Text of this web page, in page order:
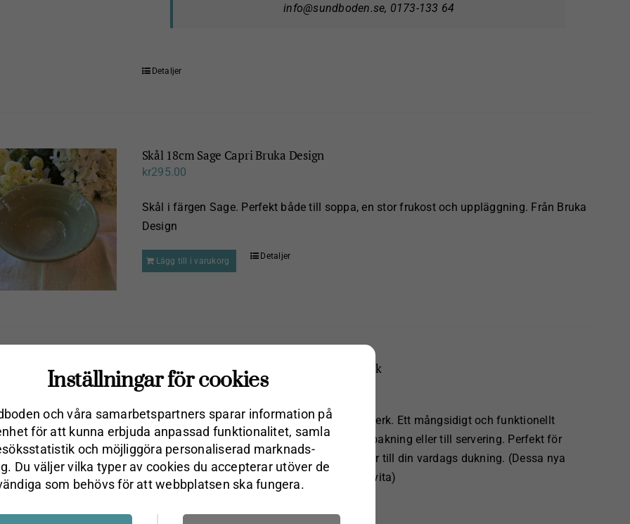
info@sundboden.se, 0173-133 64
Detaljer
Skål 18cm Sage Capri Bruka Design
kr295.00
Skål i färgen Sage. Perfekt både till soppa, en stor frukost och uppläggning. Från Bruka
Design
Lägg till i varukorg Detaljer
Emalj ugnsform Rund 28cm Kockums Jernverk
kr635.00
Emalj ugnsform från Svenska Kockums Jernverk. Ett mångsidigt och funktionellt
köksredskap som passar bra till matlagning, bakning eller till servering. Perfekt för
äventyret, sommarstugan, båten/husbilen eller till din vardags dukning. (Dessa nya
modeller är melerade med bruna prickar i det vita)
Lägg till i varukorg
Inställningar för cookies
och våra samarbets­partners sparar information på
för att kunna erbjuda anpassad funktionalitet, samla
och möjliggöra personaliserad marknads­
Du väljer vilka typer av cookies du accepterar utöver de
som behövs för att webbplatsen ska fungera.